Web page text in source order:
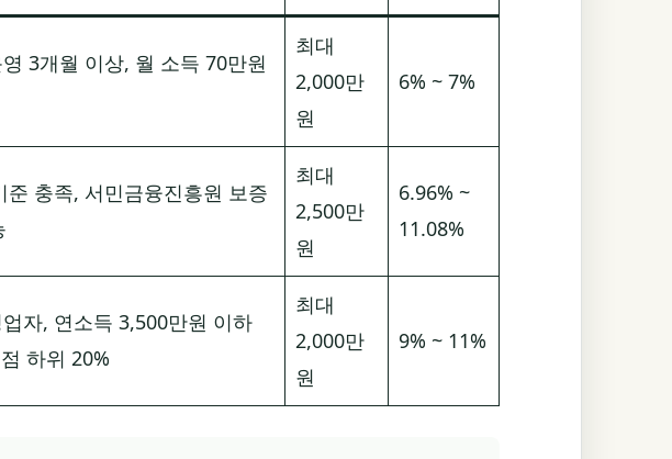
3개월 이상, 월 소득 70만원
최대
2,000만
원
6% ~ 7%
충족, 서민금융진흥원 보증
최대
2,500만
원
6.96% ~
11.08%
자, 연소득 3,500만원 이하
하위 20%
최대
2,000만
원
9% ~ 11%